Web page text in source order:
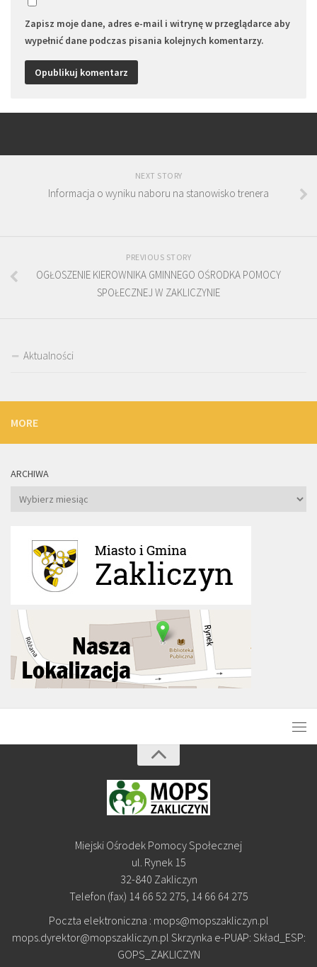
Zapisz moje dane, adres e-mail i witrynę w przeglądarce aby
wypełnić dane podczas pisania kolejnych komentarzy.
NEXT STORY
Informacja o wyniku naboru na stanowisko trenera
PREVIOUS STORY
OGŁOSZENIE KIEROWNIKA GMINNEGO OŚRODKA POMOCY
SPOŁECZNEJ W ZAKLICZYNIE
Aktualności
MORE
ARCHIWA
Archiwa
Miejski Ośrodek Pomocy Społecznej
ul. Rynek 15
32-840 Zakliczyn
Telefon (fax) 14 66 52 275, 14 66 64 275
Poczta elektroniczna : mops@mopszakliczyn.pl
mops.dyrektor@mopszakliczyn.pl Skrzynka e-PUAP: Skład_ESP:
GOPS_ZAKLICZYN